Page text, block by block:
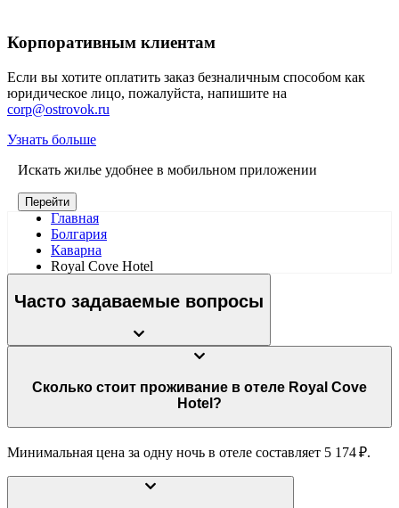
Корпоративным клиентам
Если вы хотите оплатить заказ безналичным способом как
юридическое лицо, пожалуйста, напишите на
corp@ostrovok.ru
Узнать больше
Искать жилье удобнее в мобильном приложении
Перейти
Главная
Болгария
Каварна
Royal Cove Hotel
Часто задаваемые вопросы
Сколько стоит проживание в отеле Royal Cove
Hotel?
Минимальная цена за одну ночь в отеле составляет 5 174 ₽.